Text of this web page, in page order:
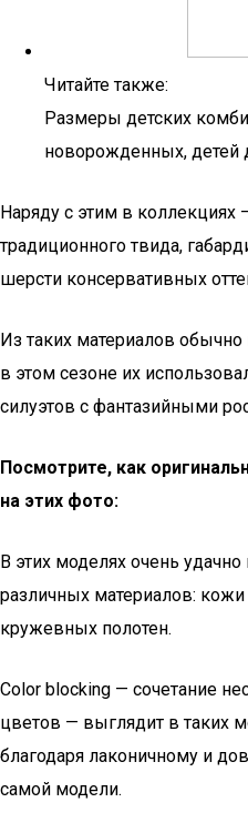
Читайте также:
Размеры детских
новорожденных, детей
Наряду с этим в
традиционного твида,
шерсти консервативных
Из таких материалов
в этом сезоне их
силуэтов с фантазийными
Посмотрите, как
на этих фото:
В этих моделях очень
различных материалов: кожи
кружевных полотен.
Color blocking — сочетание
цветов — выглядит в таких
благодаря лаконичному и
самой модели.